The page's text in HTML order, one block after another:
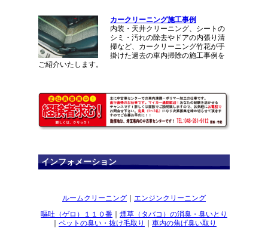
カークリーニング施工事例
内装・天井クリーニング、シートの
シミ・汚れの除去やドアの内張り清
掃など、カークリーニング竹花が手
掛けた過去の車内掃除の施工事例を
ご紹介いたします。
インフォメーション
ルームクリーニング
エンジンクリーニング
嘔吐（ゲロ）１１０番
煙草（タバコ）の消臭・臭いとり
ペットの臭い・抜け毛取り 車内の焦げ臭い取り